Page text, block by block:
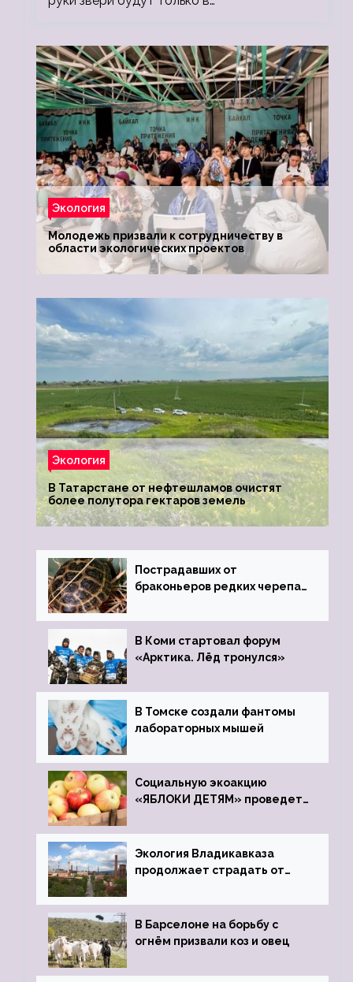
Экология
Молодежь призвали к сотрудничеству в
области экологических проектов
Экология
В Татарстане от нефтешламов очистят
более полутора гектаров земель
Пострадавших от
браконьеров редких черепах
зоопарк
В Коми стартовал форум
«Арктика. Лёд тронулся»
В Томске создали фантомы
лабораторных мышей
Социальную экоакцию
«ЯБЛОКИ ДЕТЯМ» проведет
Экология Владикавказа
продолжает страдать от
В Барселоне на борьбу с
огнём призвали коз и овец